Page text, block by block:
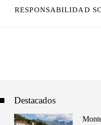
RESPONSABILIDAD
Destacados